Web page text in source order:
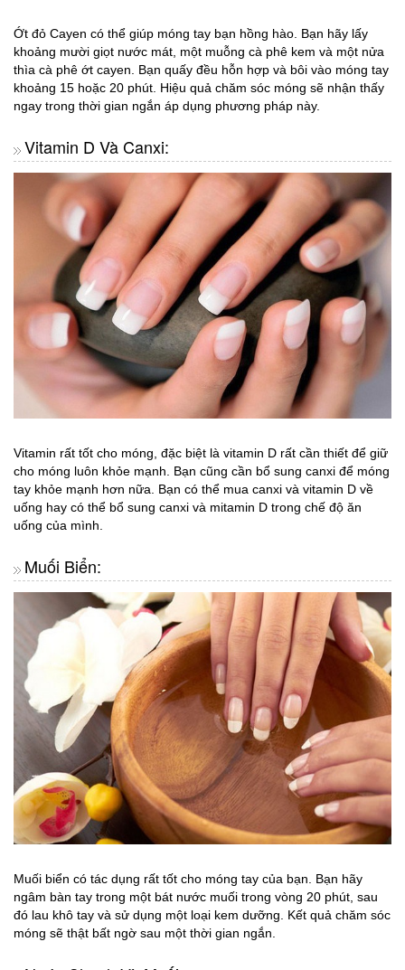
Ớt đỏ Cayen có thể giúp móng tay bạn hồng hào. Bạn hãy lấy
khoảng mười giọt nước mát, một muỗng cà phê kem và một nửa
thìa cà phê ớt cayen. Bạn quấy đều hỗn hợp và bôi vào móng tay
khoảng 15 hoặc 20 phút. Hiệu quả chăm sóc móng sẽ nhận thấy
ngay trong thời gian ngắn áp dụng phương pháp này.
Vitamin D Và Canxi:
Vitamin rất tốt cho móng, đặc biệt là vitamin D rất cần thiết để giữ
cho móng luôn khỏe mạnh. Bạn cũng cần bổ sung canxi để móng
tay khỏe mạnh hơn nữa. Bạn có thể mua canxi và vitamin D về
uống hay có thể bổ sung canxi và mitamin D trong chế độ ăn
uống của mình.
Muối Biển:
Muối biển có tác dụng rất tốt cho móng tay của bạn. Bạn hãy
ngâm bàn tay trong một bát nước muối trong vòng 20 phút, sau
đó lau khô tay và sử dụng một loại kem dưỡng. Kết quả chăm sóc
móng sẽ thật bất ngờ sau một thời gian ngắn.